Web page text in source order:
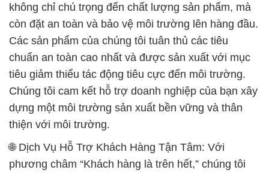
không chỉ chú trọng đến chất lượng sản phẩm, mà
còn đặt an toàn và bảo vệ môi trường lên hàng đầu.
Các sản phẩm của chúng tôi tuân thủ các tiêu
chuẩn an toàn cao nhất và được sản xuất với mục
tiêu giảm thiểu tác động tiêu cực đến môi trường.
Chúng tôi cam kết hỗ trợ doanh nghiệp của bạn xây
dựng một môi trường sản xuất bền vững và thân
thiện với môi trường.
🌐 Dịch Vụ Hỗ Trợ Khách Hàng Tận Tâm: Với
phương châm “Khách hàng là trên hết,” chúng tôi